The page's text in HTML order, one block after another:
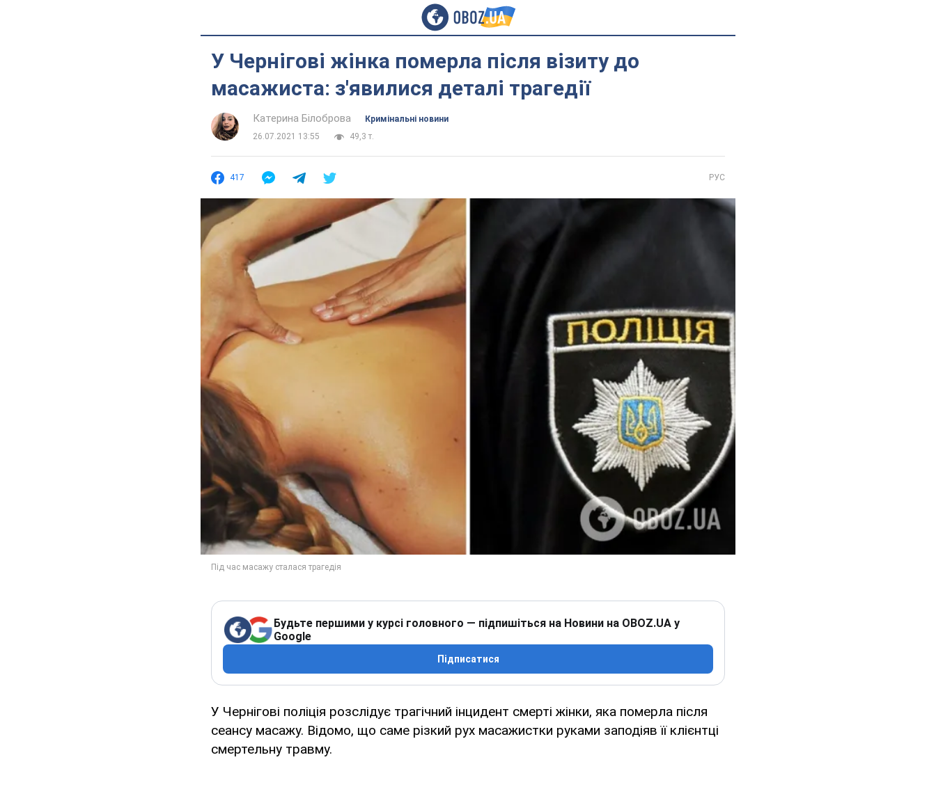
У Чернігові жінка померла після візиту до
масажиста: з'явилися деталі трагедії
Катерина Білоброва
Кримінальні новини
26.07.2021 13:55
49,3 т.
417 РУС
Будьте першими у курсі головного — підпишіться на Новини на OBOZ.UA у
Google
Підписатися
У Чернігові поліція розслідує трагічний інцидент смерті жінки, яка померла після
сеансу масажу. Відомо, що саме різкий рух масажистки руками заподіяв її клієнтці
смертельну травму.